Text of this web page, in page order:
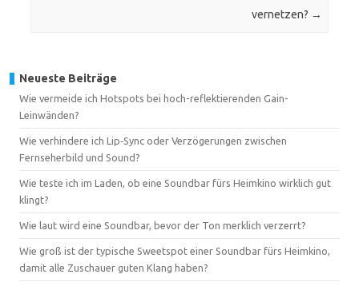
vernetzen? →
Neueste Beiträge
Wie vermeide ich Hotspots bei hoch-reflektierenden Gain-
Leinwänden?
Wie verhindere ich Lip‑Sync oder Verzögerungen zwischen
Fernseherbild und Sound?
Wie teste ich im Laden, ob eine Soundbar fürs Heimkino wirklich gut
klingt?
Wie laut wird eine Soundbar, bevor der Ton merklich verzerrt?
Wie groß ist der typische Sweetspot einer Soundbar fürs Heimkino,
damit alle Zuschauer guten Klang haben?